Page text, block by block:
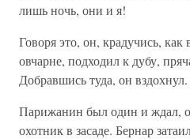
лишь ночь, они и я!
Говоря это, он, крадучись,
овчарне, подходил к дубу,
Добравшись туда, он вздохнул.
Парижанин был один и ждал,
охотник в засаде. Бернар